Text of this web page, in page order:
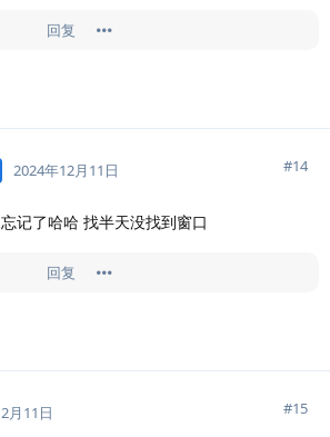
回复
2024年12月11日 #14
记了哈哈 找半天没找到窗口
回复
月11日 #15